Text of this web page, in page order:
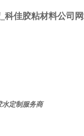
科佳胶粘材料公司
水定制服务商